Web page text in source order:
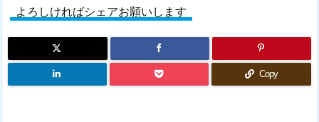
よろしければシェアお願いします
Copy